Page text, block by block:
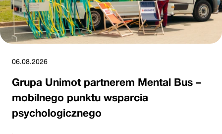
06.08.2026
Grupa Unimot partnerem Mental Bus –
mobilnego punktu wsparcia
psychologicznego